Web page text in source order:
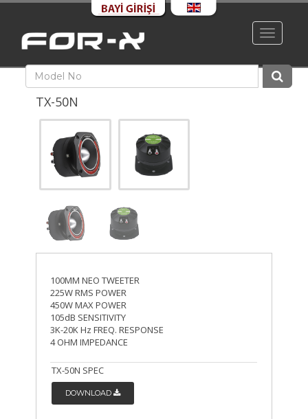
Toggle
TX-50N
100MM NEO TWEETER
225W RMS POWER
450W MAX POWER
105dB SENSITIVITY
3K-20K Hz FREQ. RESPONSE
4 OHM IMPEDANCE
TX-50N SPEC
DOWNLOAD